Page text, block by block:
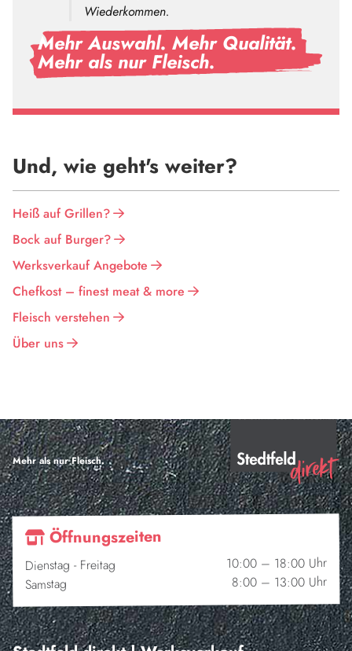
Wiederkommen.
Mehr Auswahl. Mehr Qualität.
Mehr als nur Fleisch.
Und, wie geht's weiter?
Heiß auf Grillen?
Bock auf Burger?
Werksverkauf Angebote
Chefkost – finest meat & more
Fleisch verstehen
Über uns
Mehr als nur Fleisch.
Öffnungszeiten
Dienstag - Freitag 10:00 – 18:00 Uhr
Samstag 8:00 – 13:00 Uhr